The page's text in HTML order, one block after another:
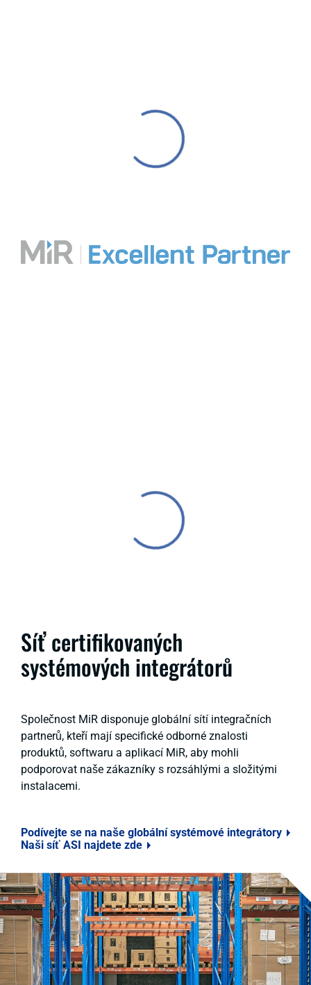
Síť certifikovaných
systémových integrátorů
Společnost MiR disponuje globální sítí integračních
partnerů, kteří mají specifické odborné znalosti
produktů, softwaru a aplikací MiR, aby mohli
podporovat naše zákazníky s rozsáhlými a složitými
instalacemi.
Podívejte se na naše globální systémové integrátory
Naši síť ASI najdete zde